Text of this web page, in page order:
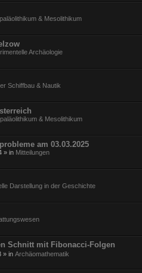
& Mesolithikum
Archäologie
Schiffbau & Nautik
& Mesolithikum
am 03.03.2025
» in Mitteilungen
Darstellung in der Geschichte
Schnitt mit Fibonacci-Folgen
» in Archäomathematik